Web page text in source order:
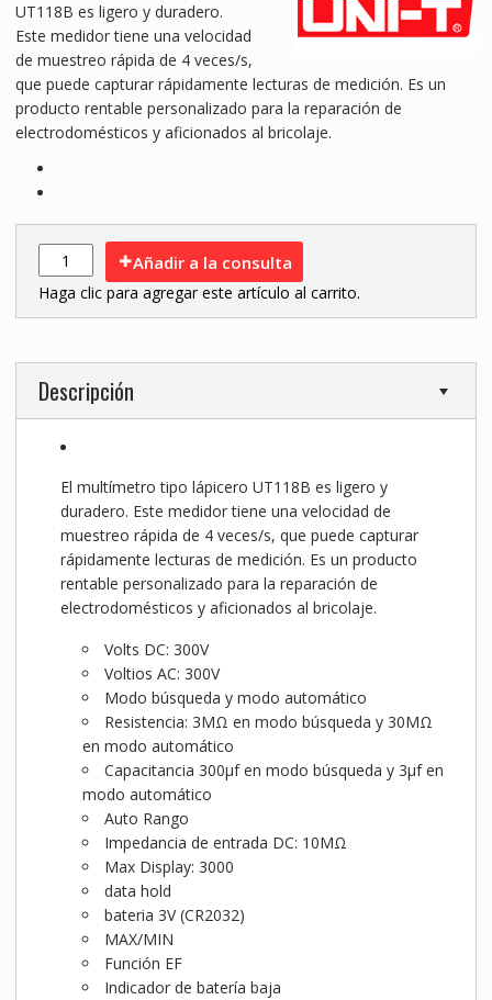
UT118B es ligero y duradero.
Este medidor tiene una velocidad
de muestreo rápida de 4 veces/s,
que puede capturar rápidamente lecturas de medición. Es un
producto rentable personalizado para la reparación de
electrodomésticos y aficionados al bricolaje.
Añadir a la consulta
Haga clic para agregar este artículo al carrito.
Descripción
El multímetro tipo lápicero UT118B es ligero y
duradero. Este medidor tiene una velocidad de
muestreo rápida de 4 veces/s, que puede capturar
rápidamente lecturas de medición. Es un producto
rentable personalizado para la reparación de
electrodomésticos y aficionados al bricolaje.
Volts DC: 300V
Voltios AC: 300V
Modo búsqueda y modo automático
Resistencia: 3MΩ en modo búsqueda y 30MΩ
en modo automático
Capacitancia 300μf en modo búsqueda y 3μf en
modo automático
Auto Rango
Impedancia de entrada DC: 10MΩ
Max Display: 3000
data hold
bateria 3V (CR2032)
MAX/MIN
Función EF
Indicador de batería baja